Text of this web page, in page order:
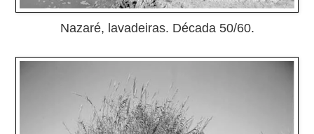
Nazaré, lavadeiras. Década 50/60.